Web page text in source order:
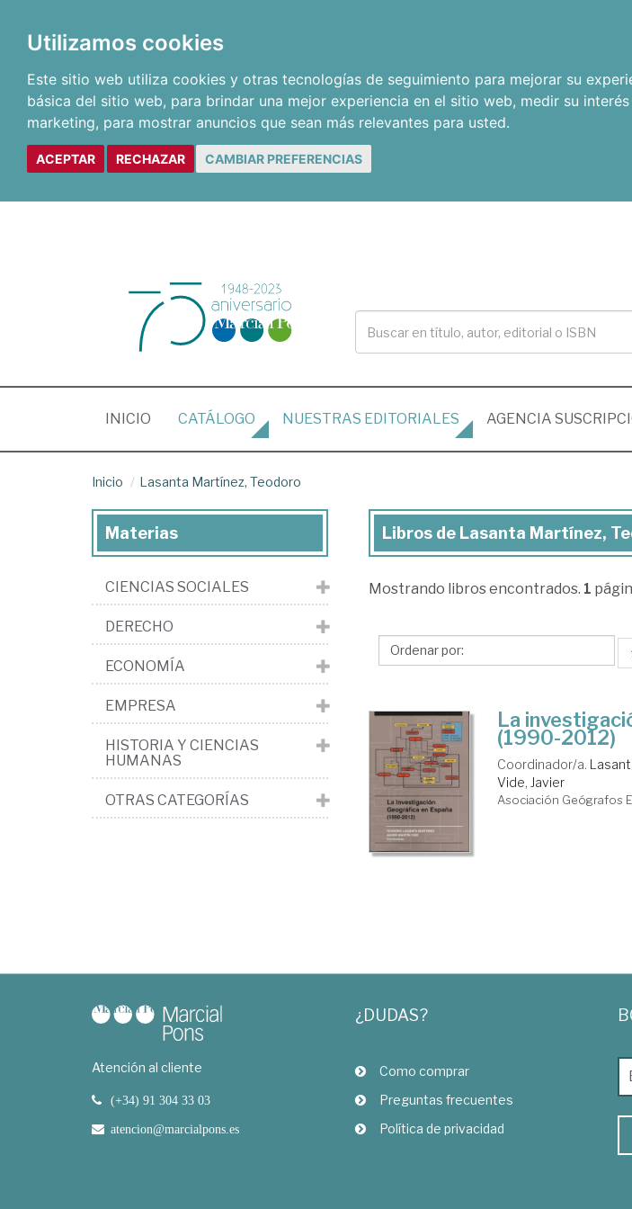
Utilizamos cookies
Este sitio web utiliza cookies y otras tecnologías de seguimiento para mejorar su
básica del sitio web, para brindar una mejor experiencia en el sitio web, medir su
marketing, para mostrar anuncios que sean más relevantes para usted.
ACEPTAR RECHAZAR CAMBIAR PREFERENCIAS
INICIO (CURRENT)
CATÁLOGO NUESTRAS EDITORIALES AGENCIA
Inicio Lasanta Martínez, Teodoro
Libros
Lasanta
Teodoro
Libros de Lasanta Martínez,
Mostrando libros encontrados. 1
La
(1990-2012)
Coordinador/a.
Vide, Javier
Asociación Geógrafos
Materias
CIENCIAS SOCIALES
DERECHO
ECONOMÍA
EMPRESA
HISTORIA Y CIENCIAS
HUMANAS
OTRAS CATEGORÍAS
Atención al cliente
(+34) 91 304 33 03
atencion@marcialpons.es
¿DUDAS?
Como comprar
Preguntas frecuentes
Política de privacidad